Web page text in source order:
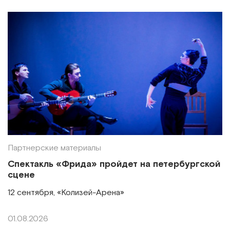
Партнерские материалы
Спектакль «Фрида» пройдет на петербургской
сцене
12 сентября, «Колизей-Арена»
01.08.2026